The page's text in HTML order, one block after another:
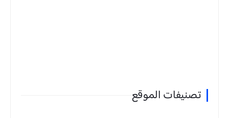
تصنيفات الموقع